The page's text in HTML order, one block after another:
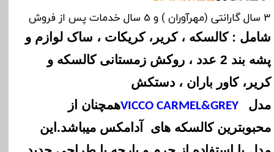
3 سال گارانتی (مهرآوران ) و 5 سال خدمات پس از فروش
شامل : کالسکه ، کریر، کریکات ، ساک لوازم و
پشه بند 2 عدد ، روکش زمستانی کالسکه و
کریر، کاور باران ، دستکش
مدل
VICCO CARMEL&GREYهمچنان از
محبوبترین کالسکه های آدامکس میباشد.این